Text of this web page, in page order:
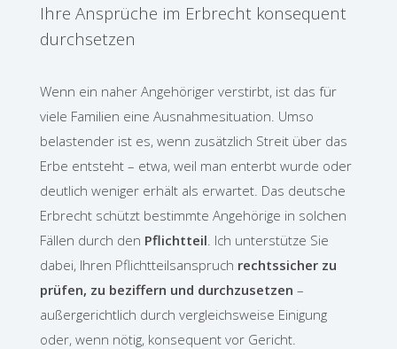
Ihre Ansprüche im Erbrecht konsequent
durchsetzen
Wenn ein naher Angehöriger verstirbt, ist das für
viele Familien eine Ausnahmesituation. Umso
belastender ist es, wenn zusätzlich Streit über das
Erbe entsteht – etwa, weil man enterbt wurde oder
deutlich weniger erhält als erwartet. Das deutsche
Erbrecht schützt bestimmte Angehörige in solchen
Fällen durch den Pflichtteil . Ich unterstütze Sie
dabei, Ihren Pflichtteilsanspruch rechtssicher zu
prüfen, zu beziffern und durchzusetzen –
außergerichtlich durch vergleichsweise Einigung
oder, wenn nötig, konsequent vor Gericht.